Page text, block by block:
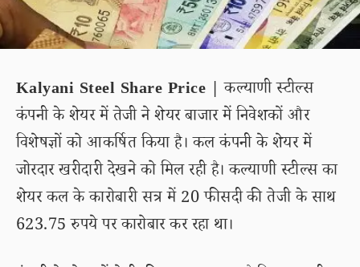
Kalyani Steel Share Price | कल्याणी स्टील्स
कंपनी के शेयर में तेजी ने शेयर बाजार में निवेशकों और
विशेषज्ञों को आकर्षित किया है। कल कंपनी के शेयर में
जोरदार खरीदारी देखने को मिल रही है। कल्याणी स्टील्स का
शेयर कल के कारोबारी सत्र में 20 फीसदी की तेजी के साथ
623.75 रुपये पर कारोबार कर रहा था।